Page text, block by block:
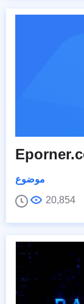
موضوع
20,854